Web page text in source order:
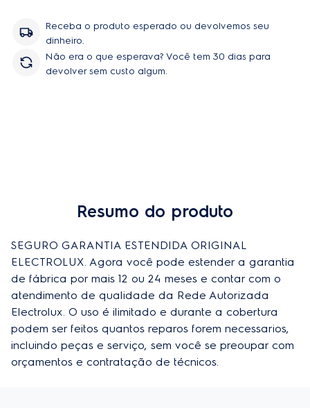
Receba o produto esperado ou devolvemos seu
dinheiro.
Não era o que esperava? Você tem 30 dias para
devolver sem custo algum.
Resumo do produto
SEGURO GARANTIA ESTENDIDA ORIGINAL
ELECTROLUX. Agora você pode estender a garantia
de fábrica por mais 12 ou 24 meses e contar com o
atendimento de qualidade da Rede Autorizada
Electrolux. O uso é ilimitado e durante a cobertura
podem ser feitos quantos reparos forem necessarios,
incluindo peças e serviço, sem você se preoupar com
orçamentos e contratação de técnicos.